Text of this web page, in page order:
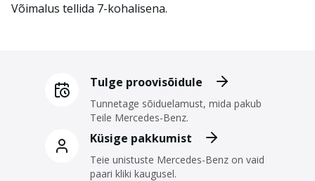
Võimalus tellida 7-kohalisena.
Tulge proovisõidule
Tunnetage sõiduelamust, mida pakub
Teile Mercedes-Benz.
Küsige pakkumist
Teie unistuste Mercedes-Benz on vaid
paari kliki kaugusel.